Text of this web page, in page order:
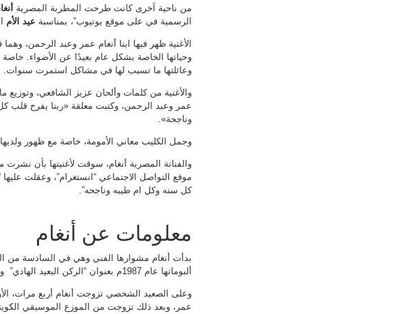
من ناحية آخرى كانت طرحت المطربة المصرية
الرسمية في على موقع يوتيوب”، بمناسبة عيد الأم
الأغنية ظهر فيها ابنا أنغام عمر وعبد الرحمن، وهما
وحياتها الخاصة بشكل عام بعيدًا عن الأضواء.
وعائلتها ما تسبب لها في مشاكل استمرت سنوات.
والأغنية من كلمات وألحان عزيز الشافعي،
عمر وعبد الرحمن، وكتبت معلقة «ربنا يفرح قلب
وناجحة».
وجمل الكليب معاني الأمومة، خاصة مع ظهور
والفنانة المصرية أنغام، سوقت لأغنيتها بأن
موقع التواصل الاجتماعي “انستغرام”، وعقلت
كل سنه وكل ام طيبه وناجحه”.
معلومات عن أنغام
بدأت أنغام مشوارها الفني وهي في السادسة من
ألبوماتها عام 1987م بعنوان “الركن البعيد الهادي” وأتبعته بعد ذلك بألبوم “أول جواب” عام 1988.
وعلى الصعيد الشخصي تزوجت أنغام أربع مرات،